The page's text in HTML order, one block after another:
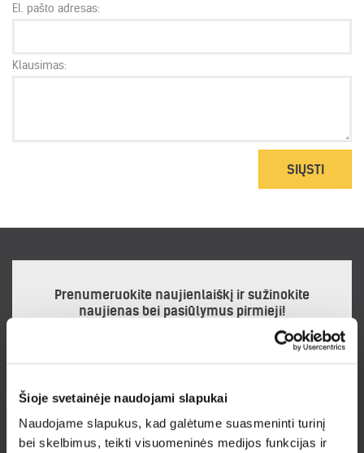
Šioje svetainėje naudojami slapukai
Naudojame slapukus, kad galėtume suasmeninti turinį
bei skelbimus, teikti visuomeninės medijos funkcijas ir
El. pašto adresas:
Klausimas:
SIŲSTI
Prenumeruokite naujienlaiškį ir sužinokite
naujienas bei pasiūlymus pirmieji!
Noriu gauti naujienlaiškį
Prenumeruodamas naujienlaiškį sutinku suPrivatumo politika.